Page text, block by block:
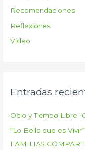
Recomendaciones
Reflexiones
Video
Entradas
Ocio y Tiempo Libre
“Lo Bello que es
FAMILIAS